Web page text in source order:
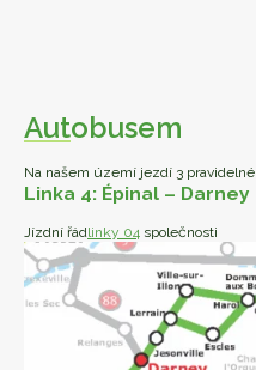
Autobusem
Na našem území jezdí 3
Linka 4: Épinal –
Jízdní řádlinky 04 společnosti